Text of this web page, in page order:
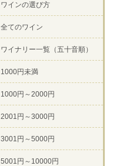
ワインの選び方
全てのワイン
ワイナリー一覧（五十音順）
1000円未満
1000円～2000円
2001円～3000円
3001円～5000円
5001円～10000円